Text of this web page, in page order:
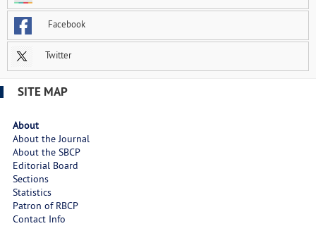
Facebook
Twitter
SITE MAP
About
About the Journal
About the SBCP
Editorial Board
Sections
Statistics
Patron of RBCP
Contact Info